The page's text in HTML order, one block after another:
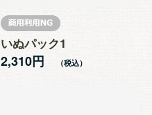
いぬパック1
2,310円